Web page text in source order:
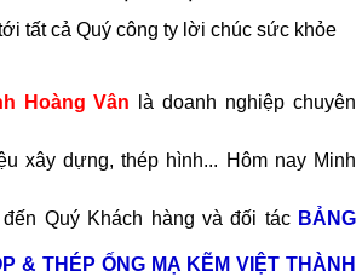
tất cả Quý công ty lời chúc sức khỏe
Hoàng Vân là doanh nghiệp chuyên
xây dựng, thép hình... Hôm nay Minh
Quý Khách hàng và đối tác BẢNG
& THÉP ỐNG MẠ KẼM VIỆT THÀNH